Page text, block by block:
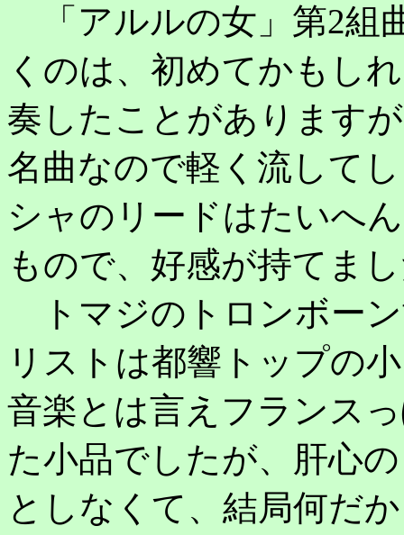
「アルルの女」第2組
くのは、初めてかもし
奏したことがあります
名曲なので軽く流して
シャのリードはたいへ
もので、好感が持てま
トマジのトロンボー
リストは都響トップの
音楽とは言えフランス
た小品でしたが、肝心
としなくて、結局何だ